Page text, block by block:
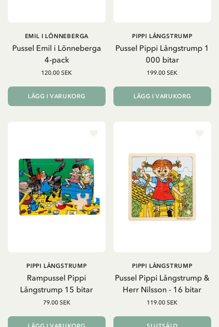
Pussel Emil i Lönneberga
4-pack
EMIL I LÖNNEBERGA
120.00 SEK
LÄGG I VARUKORG
Pussel Pippi Långstrump 1
000 bitar
PIPPI LÅNGSTRUMP
199.00 SEK
LÄGG I VARUKORG
Rampussel Pippi
Långstrump 15 bitar
PIPPI LÅNGSTRUMP
79.00 SEK
Pussel Pippi Långstrump &
Herr Nilsson - 16 bitar
PIPPI LÅNGSTRUMP
119.00 SEK